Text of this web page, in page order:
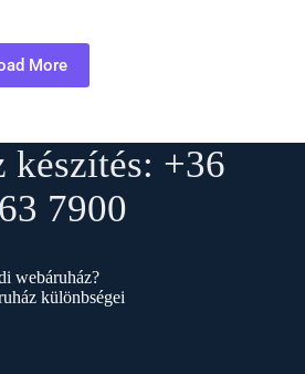
More
készítés: +36
7900
webáruház?
különbségei